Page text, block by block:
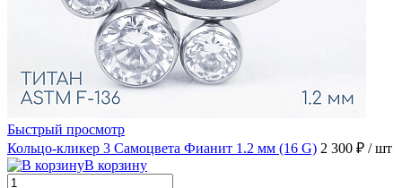
Быстрый просмотр
Кольцо-кликер 3 Самоцвета Фианит 1.2 мм (16 G) 2 300 ₽ / шт
В корзину